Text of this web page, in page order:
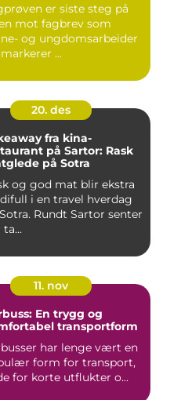
er siste steg på
mot fagbrev som
og ungdomsarbeider
...
20. des
fra kina-
på Sartor: Rask
på Sotra
og god mat blir ekstra
i en travel hverdag
Rundt Sartor senter
ta...
11. nov
En trygg og
transportform
har lenge vært en
form for transport,
for korte utflukter o...